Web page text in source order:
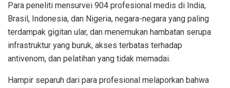
Para peneliti mensurvei 904 profesional medis di India,
Brasil, Indonesia, dan Nigeria, negara-negara yang paling
terdampak gigitan ular, dan menemukan hambatan serupa
infrastruktur yang buruk, akses terbatas terhadap
antivenom, dan pelatihan yang tidak memadai.
Hampir separuh dari para profesional melaporkan bahwa